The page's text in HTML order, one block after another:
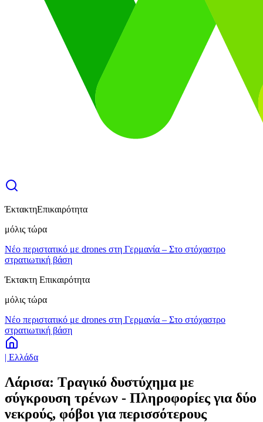
ΈκτακτηΕπικαιρότητα
μόλις τώρα
Νέο περιστατικό με drones στη Γερμανία – Στο στόχαστρο
στρατιωτική βάση
Έκτακτη Επικαιρότητα
μόλις τώρα
Νέο περιστατικό με drones στη Γερμανία – Στο στόχαστρο
στρατιωτική βάση
| Ελλάδα
Λάρισα: Τραγικό δυστύχημα με
σύγκρουση τρένων - Πληροφορίες για δύο
νεκρούς, φόβοι για περισσότερους